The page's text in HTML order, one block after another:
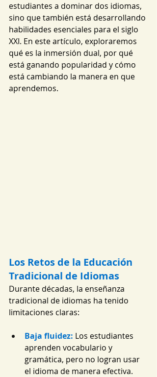
estudiantes a dominar dos idiomas,
sino que también está desarrollando
habilidades esenciales para el siglo
XXI. En este artículo, exploraremos
qué es la inmersión dual, por qué
está ganando popularidad y cómo
está cambiando la manera en que
aprendemos.
Los Retos de la Educación
Tradicional de Idiomas
Durante décadas, la enseñanza
tradicional de idiomas ha tenido
limitaciones claras:
Baja fluidez: Los estudiantes
aprenden vocabulario y
gramática, pero no logran usar
el idioma de manera efectiva.